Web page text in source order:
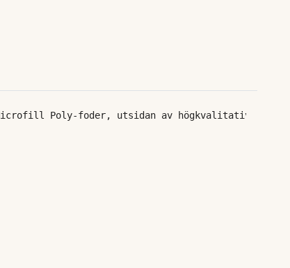
Microfill Poly-foder, utsidan av högkvalitativ